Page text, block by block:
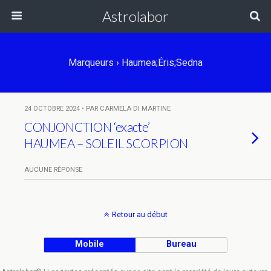
Astrolabor
Marqueurs › Haumea;Éris;Sedna
24 OCTOBRE 2024 • PAR CARMELA DI MARTINE
CONJONCTION ‘exacte’
HAUMEA – SOLEIL SCORPION
AUCUNE RÉPONSE
Retour au début
Mobile Bureau